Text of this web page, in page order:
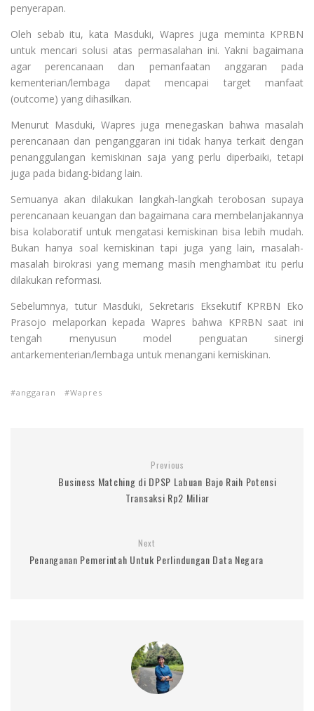
penyerapan.
Oleh sebab itu, kata Masduki, Wapres juga meminta KPRBN
untuk mencari solusi atas permasalahan ini. Yakni bagaimana
agar perencanaan dan pemanfaatan anggaran pada
kementerian/lembaga dapat mencapai target manfaat
(outcome) yang dihasilkan.
Menurut Masduki, Wapres juga menegaskan bahwa masalah
perencanaan dan penganggaran ini tidak hanya terkait dengan
penanggulangan kemiskinan saja yang perlu diperbaiki, tetapi
juga pada bidang-bidang lain.
Semuanya akan dilakukan langkah-langkah terobosan supaya
perencanaan keuangan dan bagaimana cara membelanjakannya
bisa kolaboratif untuk mengatasi kemiskinan bisa lebih mudah.
Bukan hanya soal kemiskinan tapi juga yang lain, masalah-
masalah birokrasi yang memang masih menghambat itu perlu
dilakukan reformasi.
Sebelumnya, tutur Masduki, Sekretaris Eksekutif KPRBN Eko
Prasojo melaporkan kepada Wapres bahwa KPRBN saat ini
tengah menyusun model penguatan sinergi
antarkementerian/lembaga untuk menangani kemiskinan.
anggaran Wapres
Previous
Business Matching di DPSP Labuan Bajo Raih Potensi
Transaksi Rp2 Miliar
Next
Penanganan Pemerintah Untuk Perlindungan Data Negara